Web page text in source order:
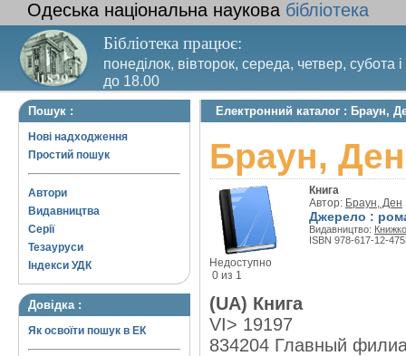
Одеська національна наукова бібліотека
Бібліотека працює:
понеділок, вівторок, середа, четвер, субота
до 18.00
Вихідний день – п’ятниця. Останній четвер
Пошук :
Нові надходження
Простий пошук
Автори
Видавництва
Серії
Тезауруси
Індекси УДК
Довідка :
Як освоїти пошук в ЕК
Електронний каталог : Браун,
Браун,
Недоступно
0 из 1
Книга
Автор: Браун, Ден
Джерело :
Видавництво:
ISBN 978-617-12-
(UA) Книга
VI> 19197
834204 Главный